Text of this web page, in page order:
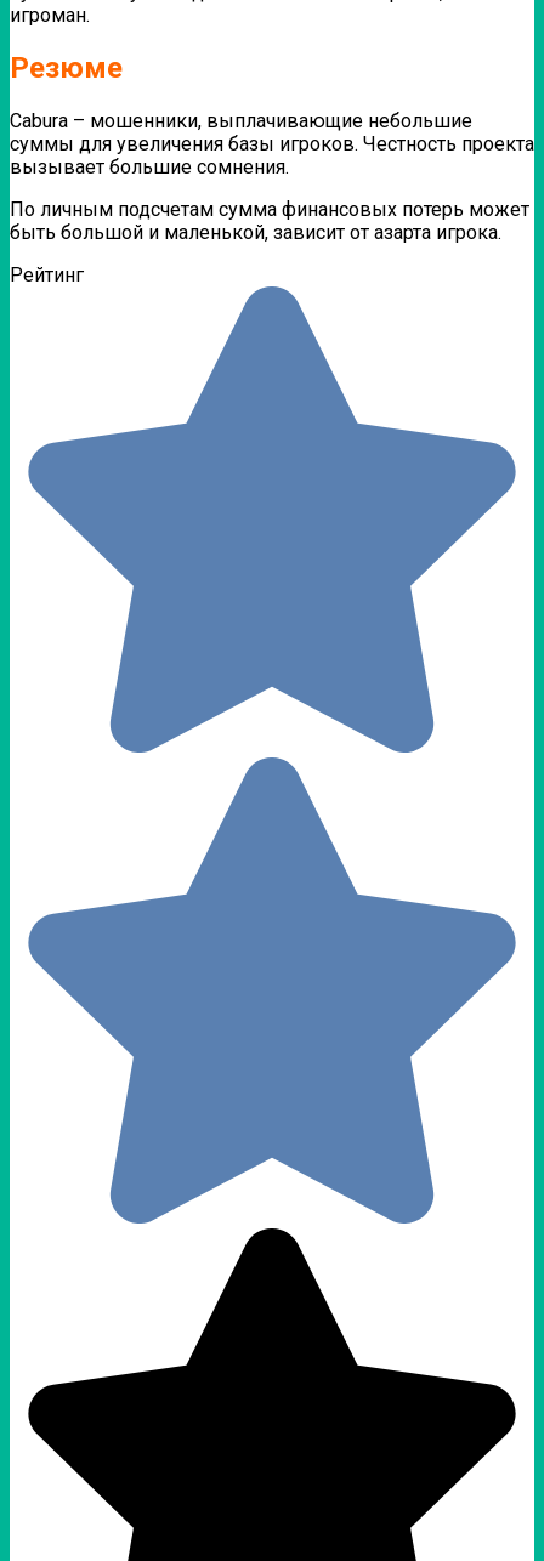
игроман.
Резюме
Cabura – мошенники, выплачивающие небольшие
суммы для увеличения базы игроков. Честность проекта
вызывает большие сомнения.
По личным подсчетам сумма финансовых потерь может
быть большой и маленькой, зависит от азарта игрока.
Рейтинг